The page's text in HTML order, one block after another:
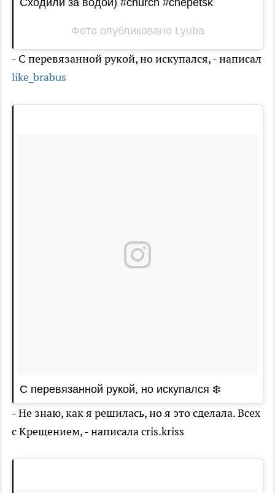
Сходили за водой) #church #chepetsk
Фото опубликовано Lyuba
- С перевязанной рукой, но искупался, - написал
like_brabus
С перевязанной рукой, но искупался ❄️
- Не знаю, как я решилась, но я это сделала. Всех
с Крещением, - написала cris.kriss